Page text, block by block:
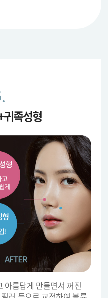
족성형
아름답게 만들면서 꺼진